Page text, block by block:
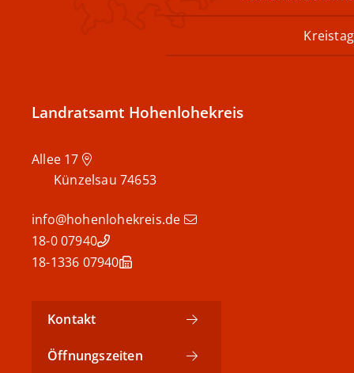
Kreistag
Landratsamt Hohenlohekreis
74653
Künzelsau
info@hohenlohekreis.de
07940 18-0
07940 18-1336
Kontakt
Öffnungszeiten